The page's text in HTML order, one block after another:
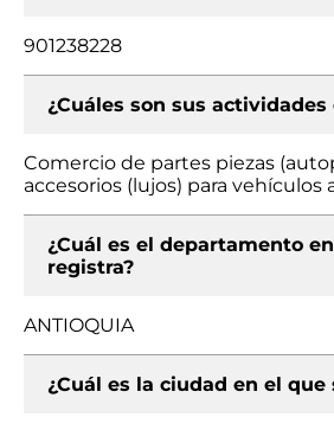
901238228
¿Cuáles son sus actividades
Comercio de partes piezas
accesorios (lujos) para
¿Cuál es el departamento
registra?
ANTIOQUIA
¿Cuál es la ciudad en el que